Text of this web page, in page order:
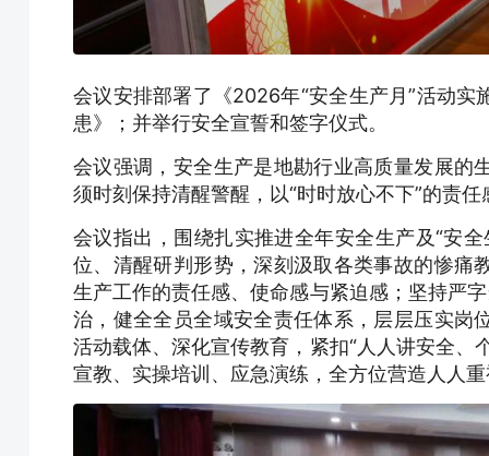
会议安排部署了《2026年“安全生产月”活动
患》；并举行安全宣誓和签字仪式。
会议强调，安全生产是地勘行业高质量发展的
须时刻保持清醒警醒，以“时时放心不下”的责
会议指出，围绕扎实推进全年安全生产及“安
位、清醒研判形势，深刻汲取各类事故的惨痛
生产工作的责任感、使命感与紧迫感；坚持严
治，健全全员全域安全责任体系，层层压实岗
活动载体、深化宣传教育，紧扣“人人讲安全
宣教、实操培训、应急演练，全方位营造人人